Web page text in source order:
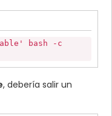
bash -c
, debería salir un